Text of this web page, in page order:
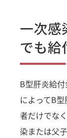
一次感
でも給
B型肝炎給
によってB
者だけでな
染または父